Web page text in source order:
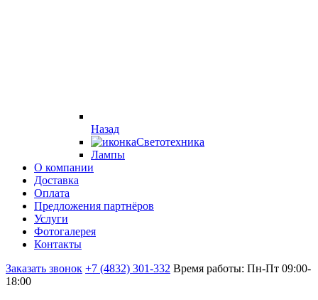
Назад
Светотехника
Лампы
О компании
Доставка
Оплата
Предложения партнёров
Услуги
Фотогалерея
Контакты
Заказать звонок +7 (4832) 301-332 Время работы: Пн-Пт 09:00-
18:00